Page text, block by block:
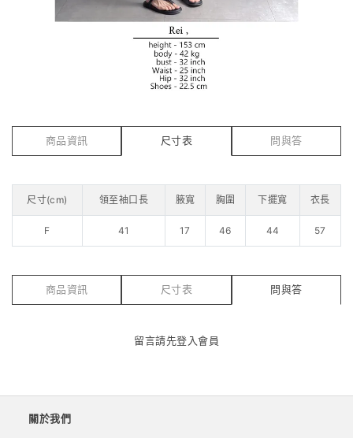
商品資訊 尺寸表 問與答
尺寸(cm) 領至袖口長 腋寬 胸圍 下擺寬 衣長
F 41 17 46 44 57
商品資訊 尺寸表 問與答
留言請先登入會員
關於我們